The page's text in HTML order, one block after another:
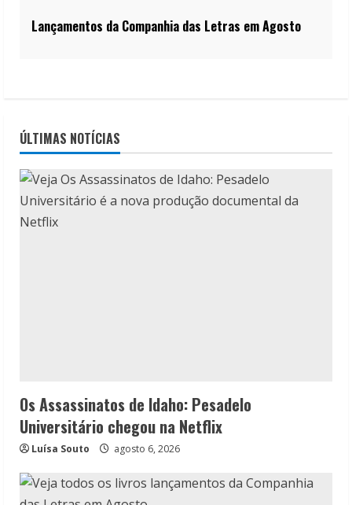
Lançamentos da Companhia das Letras em Agosto
ÚLTIMAS NOTÍCIAS
Os Assassinatos de Idaho: Pesadelo
Universitário chegou na Netflix
Luísa Souto agosto 6, 2026